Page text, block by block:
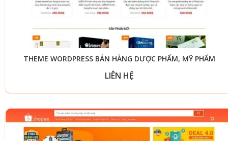
THEME WORDPRESS BÁN HÀNG DƯỢC PHẨM, MỸ PHẨM
LIÊN HỆ